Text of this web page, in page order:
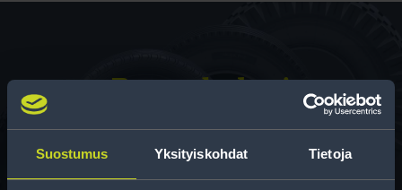
Suostumus Yksityiskohdat Tietoja
Rengas­laskuri
Auttaa sinua valitsemaan oikean kokoisen renkaan,